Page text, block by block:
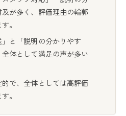
が多く、評価理由の輪郭
。
と「説明の分かりやす
体として満足の声が多い
で、全体としては高評価
。